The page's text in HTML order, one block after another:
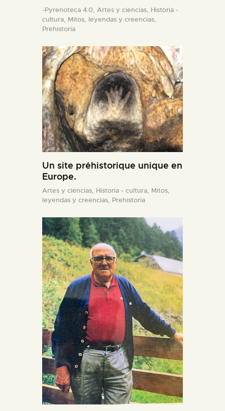
-Pyrenoteca 4.0, Artes y ciencias, Historia -
cultura, Mitos, leyendas y creencias,
Prehistoria
Un site préhistorique unique en
Europe.
Artes y ciencias, Historia - cultura, Mitos,
leyendas y creencias, Prehistoria